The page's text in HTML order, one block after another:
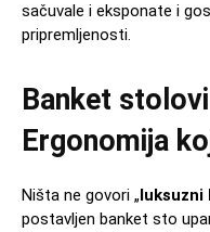
sačuvale i eksponate i
pripremljenosti.
Banket
Ergonomija
Ništa ne govori „luksuzni
postavljen banket sto